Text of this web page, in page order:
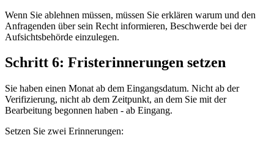
Wenn Sie ablehnen müssen, müssen Sie erklären warum und den
Anfragenden über sein Recht informieren, Beschwerde bei der
Aufsichtsbehörde einzulegen.
Schritt 6: Fristerinnerungen setzen
Sie haben einen Monat ab dem Eingangsdatum. Nicht ab der
Verifizierung, nicht ab dem Zeitpunkt, an dem Sie mit der
Bearbeitung begonnen haben - ab Eingang.
Setzen Sie zwei Erinnerungen: